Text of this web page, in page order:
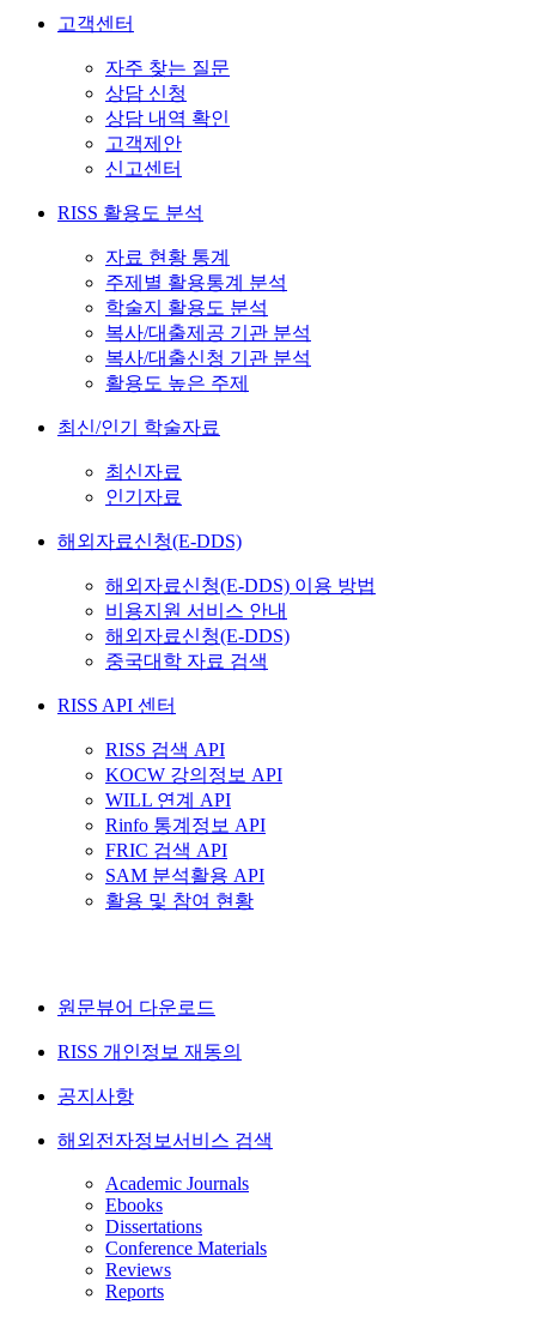
고객센터
자주 찾는 질문
상담 신청
상담 내역 확인
고객제안
신고센터
RISS 활용도 분석
자료 현황 통계
주제별 활용통계 분석
학술지 활용도 분석
복사/대출제공 기관 분석
복사/대출신청 기관 분석
활용도 높은 주제
최신/인기 학술자료
최신자료
인기자료
해외자료신청(E-DDS)
해외자료신청(E-DDS) 이용 방법
비용지원 서비스 안내
해외자료신청(E-DDS)
중국대학 자료 검색
RISS API 센터
RISS 검색 API
KOCW 강의정보 API
WILL 연계 API
Rinfo 통계정보 API
FRIC 검색 API
SAM 분석활용 API
활용 및 참여 현황
원문뷰어 다운로드
RISS 개인정보 재동의
공지사항
해외전자정보서비스 검색
Academic Journals
Ebooks
Dissertations
Conference Materials
Reviews
Reports